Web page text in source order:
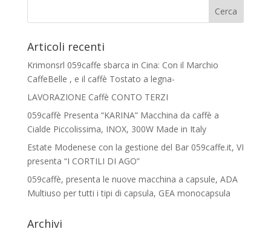
Articoli recenti
Krimonsrl 059caffe sbarca in Cina: Con il Marchio
CaffeBelle , e il caffè Tostato a legna-
LAVORAZIONE Caffè CONTO TERZI
059caffè Presenta “KARINA” Macchina da caffè a
Cialde Piccolissima, INOX, 300W Made in Italy
Estate Modenese con la gestione del Bar 059caffe.it, VI
presenta “I CORTILI DI AGO”
059caffè, presenta le nuove macchina a capsule, ADA
Multiuso per tutti i tipi di capsula, GEA monocapsula
Archivi